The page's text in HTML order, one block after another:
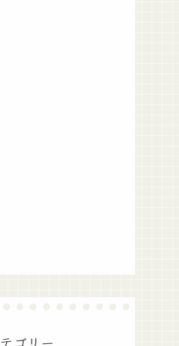
ゴリー